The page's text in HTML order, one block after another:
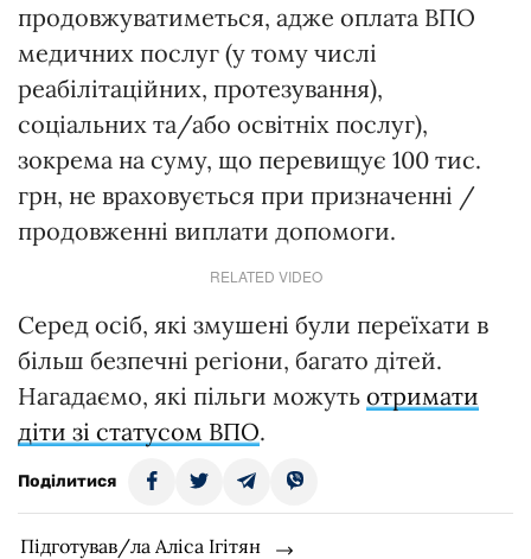
продовжуватиметься, адже оплата ВПО
медичних послуг (у тому числі
реабілітаційних, протезування),
соціальних та/або освітніх послуг),
зокрема на суму, що перевищує 100 тис.
грн, не враховується при призначенні /
продовженні виплати допомоги.
RELATED VIDEO
Серед осіб, які змушені були переїхати в
більш безпечні регіони, багато дітей.
Нагадаємо, які пільги можуть отримати
діти зі статусом ВПО.
Поділитися
Підготував/ла Аліса Ігітян